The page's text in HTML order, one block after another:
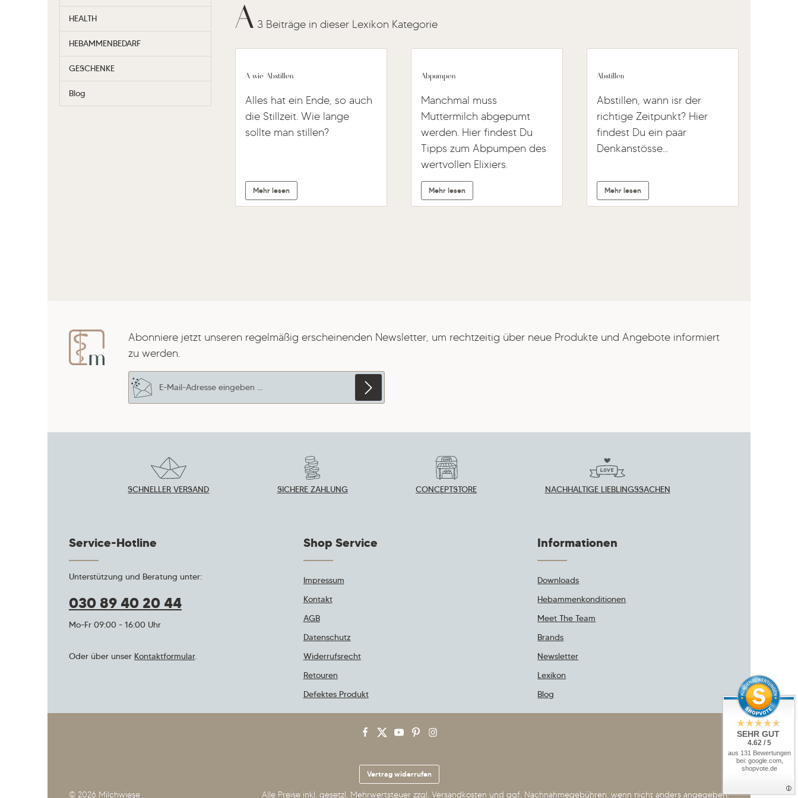
HEALTH
HEBAMMENBEDARF
GESCHENKE
Blog
A 3 Beiträge in dieser Lexikon Kategorie
A wie Abstillen
Alles hat ein Ende, so auch
die Stillzeit. Wie lange
sollte man stillen?
Mehr lesen
Abpumpen
Manchmal muss
Muttermilch abgepumt
werden. Hier findest Du
Tipps zum Abpumpen des
wertvollen Elixiers.
Mehr lesen
Abstillen
Abstillen, wann isr der
richtige Zeitpunkt? Hier
findest Du ein paar
Denkanstösse...
Mehr lesen
Abonniere jetzt unseren regelmäßig erscheinenden Newsletter, um rechtzeitig über neue Produkte und Angebote informiert
zu werden.
E-Mail-Adresse*
Kenntnis genommen und die
gelesen und bin
mit ihnen einverstanden.
Um weiterzugehen, gebe die oben abgebildeten
Zeichen ein*
SCHNELLER VERSAND SICHERE ZAHLUNG CONCEPTSTORE NACHHALTIGE LIEBLINGSSACHEN
Service-Hotline
Unterstützung und Beratung unter:
030 89 40 20 44
Mo-Fr 09:00 - 16:00 Uhr
Oder über unser Kontaktformular.
Shop Service
Impressum
Kontakt
AGB
Datenschutz
Widerrufsrecht
Retouren
Defektes Produkt
Informationen
Downloads
Hebammenkonditionen
Meet The Team
Brands
Newsletter
Lexikon
Blog
Vertrag widerrufen
© 2026 Milchwiese Alle Preise inkl. gesetzl. Mehrwertsteuer zzgl. Versandkosten und ggf. Nachnahmegebühren, wenn nicht anders angegeben.
SEHR GUT
4.62 / 5
aus 131 Bewertungen
bei: google.com,
shopvote.de